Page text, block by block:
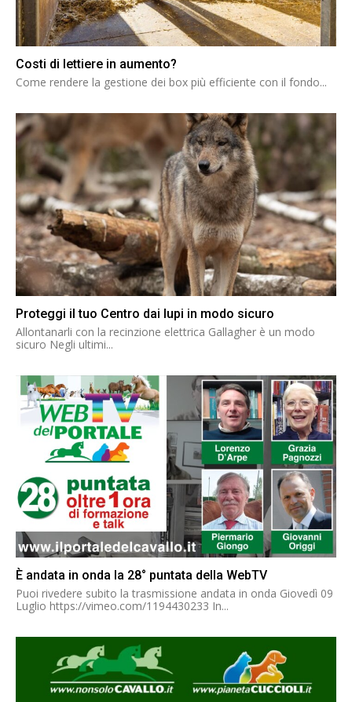
Costi di lettiere in aumento?
Come rendere la gestione dei box più efficiente con il fondo...
Proteggi il tuo Centro dai lupi in modo sicuro
Allontanarli con la recinzione elettrica Gallagher è un modo
sicuro Negli ultimi...
È andata in onda la 28° puntata della WebTV
Puoi rivedere subito la trasmissione andata in onda Giovedì 09
Luglio https://vimeo.com/1194430233 In...